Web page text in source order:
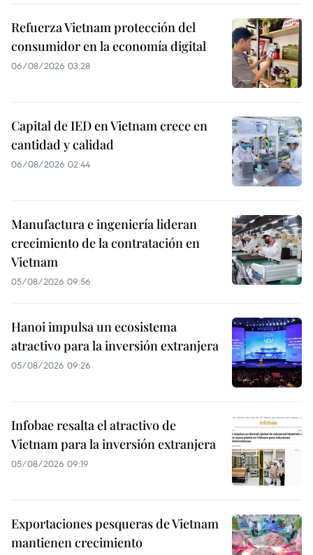
Refuerza Vietnam protección del
consumidor en la economía digital
06/08/2026 03:28
Capital de IED en Vietnam crece en
cantidad y calidad
06/08/2026 02:44
Manufactura e ingeniería lideran
crecimiento de la contratación en
Vietnam
05/08/2026 09:56
Hanoi impulsa un ecosistema
atractivo para la inversión extranjera
05/08/2026 09:26
Infobae resalta el atractivo de
Vietnam para la inversión extranjera
05/08/2026 09:19
Exportaciones pesqueras de Vietnam
mantienen crecimiento